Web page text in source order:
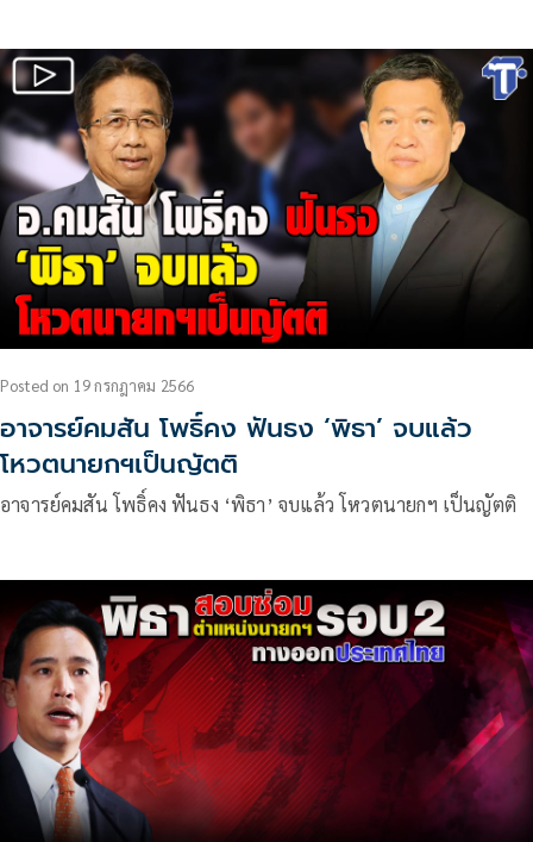
Posted on 19 กรกฎาคม 2566
อาจารย์คมสัน โพธิ์คง ฟันธง ‘พิธา’ จบแล้ว
โหวตนายกฯเป็นญัตติ
อาจารย์คมสัน โพธิ์คง ฟันธง ‘พิธา’ จบแล้ว โหวตนายกฯ เป็นญัตติ